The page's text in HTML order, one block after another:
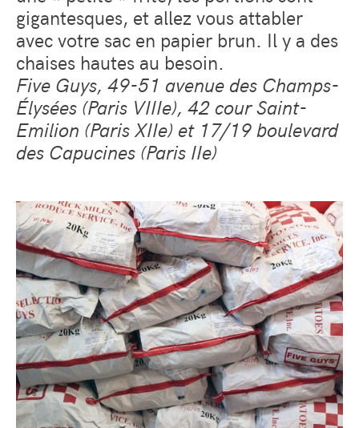
gigantesques, et allez vous attabler
avec votre sac en papier brun. Il y a des
chaises hautes au besoin.
Five Guys, 49-51 avenue des Champs-
Élysées (Paris VIIIe), 42 cour Saint-
Emilion (Paris XIIe) et 17/19 boulevard
des Capucines (Paris IIe)